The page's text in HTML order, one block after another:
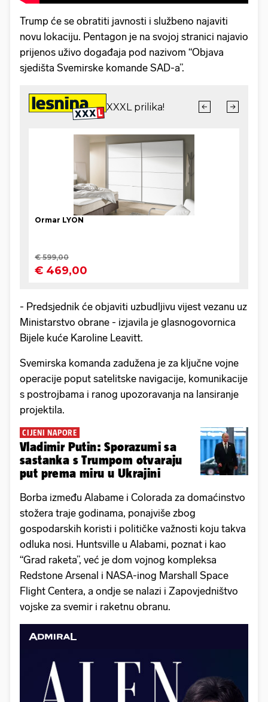
Trump će se obratiti javnosti i službeno najaviti
novu lokaciju. Pentagon je na svojoj stranici najavio
prijenos uživo događaja pod nazivom “Objava
sjedišta Svemirske komande SAD-a”.
- Predsjednik će objaviti uzbudljivu vijest vezanu uz
Ministarstvo obrane - izjavila je glasnogovornica
Bijele kuće Karoline Leavitt.
Svemirska komanda zadužena je za ključne vojne
operacije poput satelitske navigacije, komunikacije
s postrojbama i ranog upozoravanja na lansiranje
projektila.
CIJENI NAPORE
Vladimir Putin: Sporazumi sa
sastanka s Trumpom otvaraju
put prema miru u Ukrajini
Borba između Alabame i Colorada za domaćinstvo
stožera traje godinama, ponajviše zbog
gospodarskih koristi i političke važnosti koju takva
odluka nosi. Huntsville u Alabami, poznat i kao
“Grad raketa”, već je dom vojnog kompleksa
Redstone Arsenal i NASA-inog Marshall Space
Flight Centera, a ondje se nalazi i Zapovjedništvo
vojske za svemir i raketnu obranu.